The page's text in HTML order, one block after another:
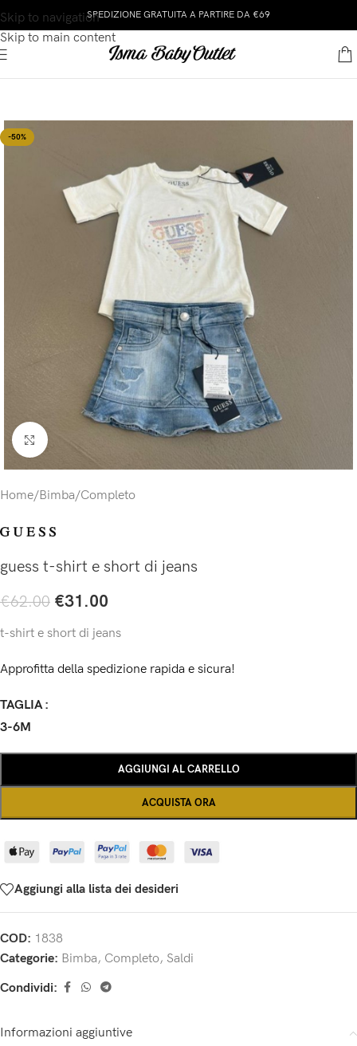
Skip to navigation
Skip to main content
SPEDIZIONE GRATUITA A PARTIRE DA €69
-50%
Click to enlarge
Home/Bimba/Completo
guess t-shirt e short di jeans
€62.00 €31.00
t-shirt e short di jeans
Approfitta della spedizione rapida e sicura!
TAGLIA
3-6M
AGGIUNGI AL CARRELLO
ACQUISTA ORA
Aggiungi alla lista dei desideri
COD: 1838
Categorie: Bimba, Completo, Saldi
Condividi:
Informazioni aggiuntive